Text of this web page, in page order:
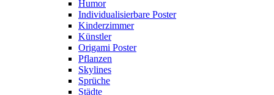
Humor
Individualisierbare Poster
Kinderzimmer
Künstler
Origami Poster
Pflanzen
Skylines
Sprüche
Städte